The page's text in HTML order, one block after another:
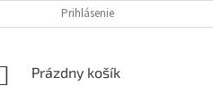
Prihlásenie
NÁKUPNÝ
Prázdny košík